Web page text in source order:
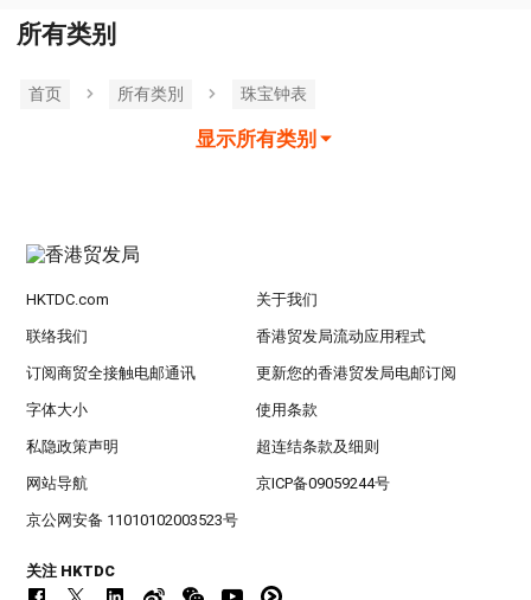
所有类别
首页 所有类別 珠宝钟表
显示所有类别
HKTDC.com 关于我们
联络我们 香港贸发局流动应用程式
订阅商贸全接触电邮通讯 更新您的香港贸发局电邮订阅
字体大小 使用条款
私隐政策声明 超连结条款及细则
网站导航 京ICP备09059244号
京公网安备 11010102003523号
关注 HKTDC